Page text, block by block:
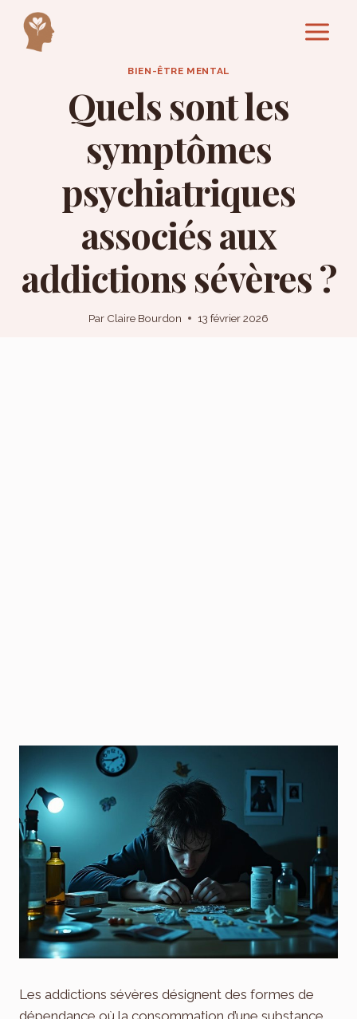
contenu
BIEN-ÊTRE MENTAL
Quels sont les
symptômes
psychiatriques
associés aux
addictions sévères ?
Par Claire Bourdon 13 février 2026
Les addictions sévères désignent des formes de
dépendance où la consommation d’une substance